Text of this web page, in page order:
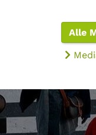
Alle